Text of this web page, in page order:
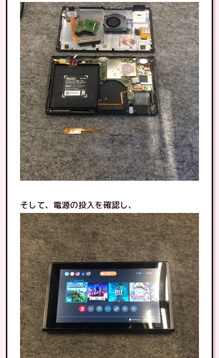
そして、電源の投入を確認し、